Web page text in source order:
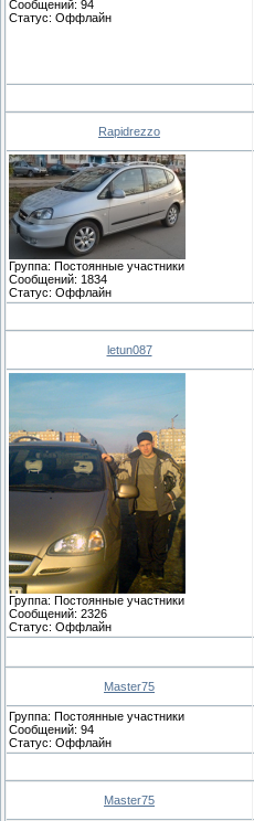
Сообщений: 94
Статус: Оффлайн
Rapidrezzo
Группа: Постоянные участники
Сообщений: 1834
Статус: Оффлайн
letun087
Группа: Постоянные участники
Сообщений: 2326
Статус: Оффлайн
Master75
Группа: Постоянные участники
Сообщений: 94
Статус: Оффлайн
Master75